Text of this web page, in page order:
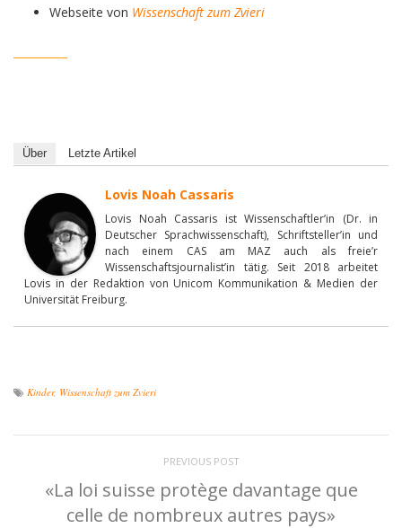
Webseite von Wissenschaft zum Zvieri
Über Letzte Artikel
Lovis Noah Cassaris
Lovis Noah Cassaris ist Wissenschaftler’in (Dr. in
Deutscher Sprachwissenschaft), Schriftsteller’in und
nach einem CAS am MAZ auch als freie’r
Wissenschaftsjournalist’in tätig. Seit 2018 arbeitet
Lovis in der Redaktion von Unicom Kommunikation & Medien der
Universität Freiburg.
Kinder, Wissenschaft zum Zvieri
PREVIOUS POST
«La loi suisse protège davantage que
celle de nombreux autres pays»